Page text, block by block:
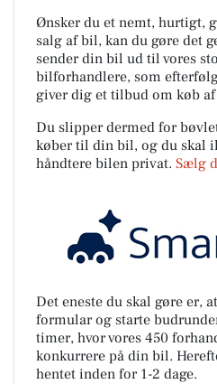
Ønsker du et nemt, hurtigt,
salg af bil, kan du gøre det
sender din bil ud til vores
bilforhandlere, som
giver dig et tilbud om køb
Du slipper dermed for
køber til din bil, og du skal
håndtere bilen privat. Sælg
Det eneste du skal gøre er,
formular og starte
timer, hvor vores 450
konkurrere på din bil.
hentet inden for 1-2 dage.